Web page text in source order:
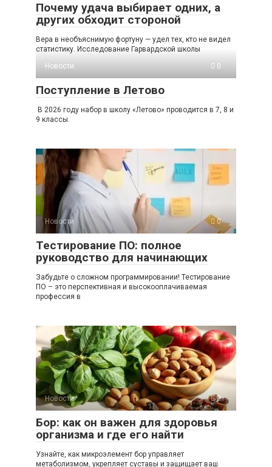
Почему удача выбирает одних, а
других обходит стороной
Вера в необъяснимую фортуну — удел тех, кто не видел
статистику. Исследование Гарвардской школы
Новости
0
Поступление в Летово
В 2026 году набор в школу «Летово» проводится в 7, 8 и
9 классы.
Новости 0
Тестирование ПО: полное
руководство для начинающих
Забудьте о сложном программировании! Тестирование
ПО – это перспективная и высокооплачиваемая
профессия в
Новости 0
Бор: как он важен для здоровья
организма и где его найти
Узнайте, как микроэлемент бор управляет
метаболизмом, укрепляет суставы и защищает ваш